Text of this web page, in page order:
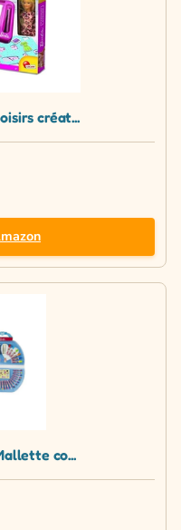
créat...
co...